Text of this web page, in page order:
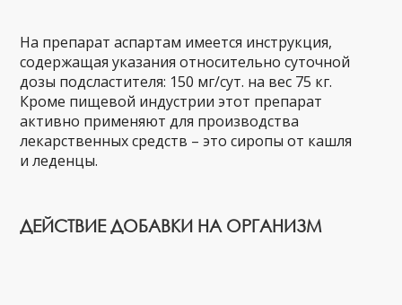
На препарат аспартам имеется инструкция,
содержащая указания относительно суточной
дозы подсластителя: 150 мг/сут. на вес 75 кг.
Кроме пищевой индустрии этот препарат
активно применяют для производства
лекарственных средств – это сиропы от кашля
и леденцы.
ДЕЙСТВИЕ ДОБАВКИ НА ОРГАНИЗМ